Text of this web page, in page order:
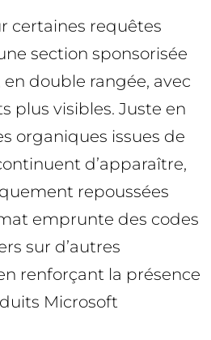
certaines requêtes
section sponsorisée
double rangée, avec
plus visibles. Juste en
organiques issues de
d’apparaître,
repoussées
emprunte des codes
sur d’autres
renforçant la présence
Microsoft